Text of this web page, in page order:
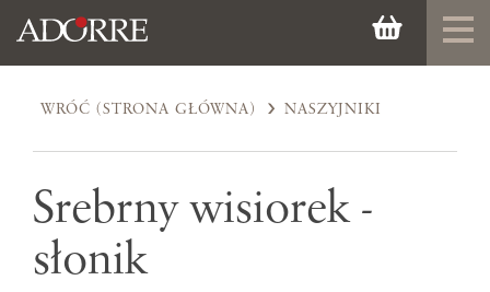
WRÓĆ (STRONA GŁÓWNA) NASZYJNIKI
Srebrny wisiorek -
słonik